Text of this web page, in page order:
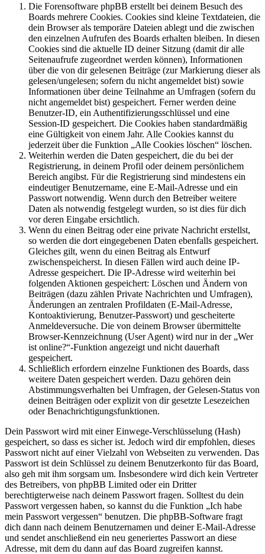
Die Forensoftware phpBB erstellt bei deinem Besuch des
Boards mehrere Cookies. Cookies sind kleine Textdateien, die
dein Browser als temporäre Dateien ablegt und die zwischen
den einzelnen Aufrufen des Boards erhalten bleiben. In diesen
Cookies sind die aktuelle ID deiner Sitzung (damit dir alle
Seitenaufrufe zugeordnet werden können), Informationen
über die von dir gelesenen Beiträge (zur Markierung dieser als
gelesen/ungelesen; sofern du nicht angemeldet bist) sowie
Informationen über deine Teilnahme an Umfragen (sofern du
nicht angemeldet bist) gespeichert. Ferner werden deine
Benutzer-ID, ein Authentifizierungsschlüssel und eine
Session-ID gespeichert. Die Cookies haben standardmäßig
eine Gültigkeit von einem Jahr. Alle Cookies kannst du
jederzeit über die Funktion „Alle Cookies löschen“ löschen.
Weiterhin werden die Daten gespeichert, die du bei der
Registrierung, in deinem Profil oder deinem persönlichem
Bereich angibst. Für die Registrierung sind mindestens ein
eindeutiger Benutzername, eine E-Mail-Adresse und ein
Passwort notwendig. Wenn durch den Betreiber weitere
Daten als notwendig festgelegt wurden, so ist dies für dich
vor deren Eingabe ersichtlich.
Wenn du einen Beitrag oder eine private Nachricht erstellst,
so werden die dort eingegebenen Daten ebenfalls gespeichert.
Gleiches gilt, wenn du einen Beitrag als Entwurf
zwischenspeicherst. In diesen Fällen wird auch deine IP-
Adresse gespeichert. Die IP-Adresse wird weiterhin bei
folgenden Aktionen gespeichert: Löschen und Ändern von
Beiträgen (dazu zählen Private Nachrichten und Umfragen),
Änderungen an zentralen Profildaten (E-Mail-Adresse,
Kontoaktivierung, Benutzer-Passwort) und gescheiterte
Anmeldeversuche. Die von deinem Browser übermittelte
Browser-Kennzeichnung (User Agent) wird nur in der „Wer
ist online?“-Funktion angezeigt und nicht dauerhaft
gespeichert.
Schließlich erfordern einzelne Funktionen des Boards, dass
weitere Daten gespeichert werden. Dazu gehören dein
Abstimmungsverhalten bei Umfragen, der Gelesen-Status von
deinen Beiträgen oder explizit von dir gesetzte Lesezeichen
oder Benachrichtigungsfunktionen.
Dein Passwort wird mit einer Einwege-Verschlüsselung (Hash)
gespeichert, so dass es sicher ist. Jedoch wird dir empfohlen, dieses
Passwort nicht auf einer Vielzahl von Webseiten zu verwenden. Das
Passwort ist dein Schlüssel zu deinem Benutzerkonto für das Board,
also geh mit ihm sorgsam um. Insbesondere wird dich kein Vertreter
des Betreibers, von phpBB Limited oder ein Dritter
berechtigterweise nach deinem Passwort fragen. Solltest du dein
Passwort vergessen haben, so kannst du die Funktion „Ich habe
mein Passwort vergessen“ benutzen. Die phpBB-Software fragt
dich dann nach deinem Benutzernamen und deiner E-Mail-Adresse
und sendet anschließend ein neu generiertes Passwort an diese
Adresse, mit dem du dann auf das Board zugreifen kannst.